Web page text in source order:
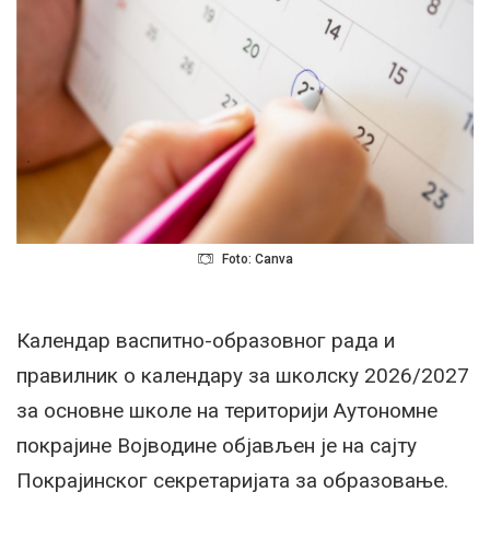
Foto: Canva
Календар васпитно-образовног рада и
правилник о календару за школску 2026/2027
за основне школе на територији Аутономне
покрајине Војводине објављен је на сајту
Покрајинског секретаријата за образовање.